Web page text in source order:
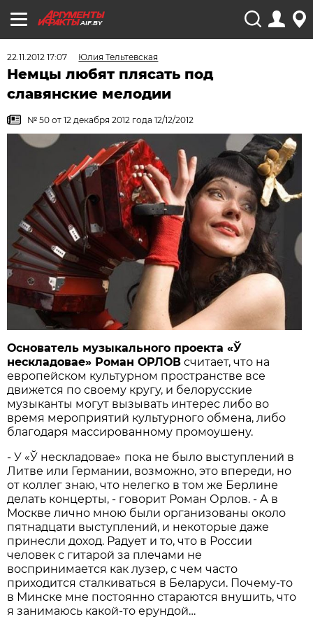
AIF.BY
22.11.2012 17:07 Юлия Тельтевская
Немцы любят плясать под
славянские мелодии
№ 50 от 12 декабря 2012 года 12/12/2012
Основатель музыкального проекта «Ў
нескладовае» Роман ОРЛОВ считает, что на
европейском культурном пространстве все
движется по своему кругу, и белорусские
музыканты могут вызывать интерес либо во
время мероприятий культурного обмена, либо
благодаря массированному промоушену.
- У «Ў нескладовае» пока не было выступлений в
Литве или Германии, возможно, это впереди, но
от коллег знаю, что нелегко в том же Берлине
делать концерты, - говорит Роман Орлов. - А в
Москве лично мною были организованы около
пятнадцати выступлений, и некоторые даже
принесли доход. Радует и то, что в России
человек с гитарой за плечами не
воспринимается как лузер, с чем часто
приходится сталкиваться в Беларуси. Почему-то
в Минске мне постоянно стараются внушить, что
я занимаюсь какой-то ерундой…